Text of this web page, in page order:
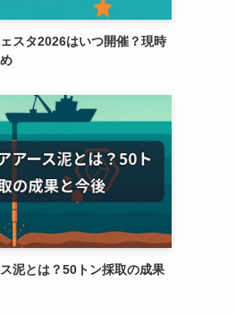
スタ2026はいつ開催？現時
泥とは？50トン採取の成果